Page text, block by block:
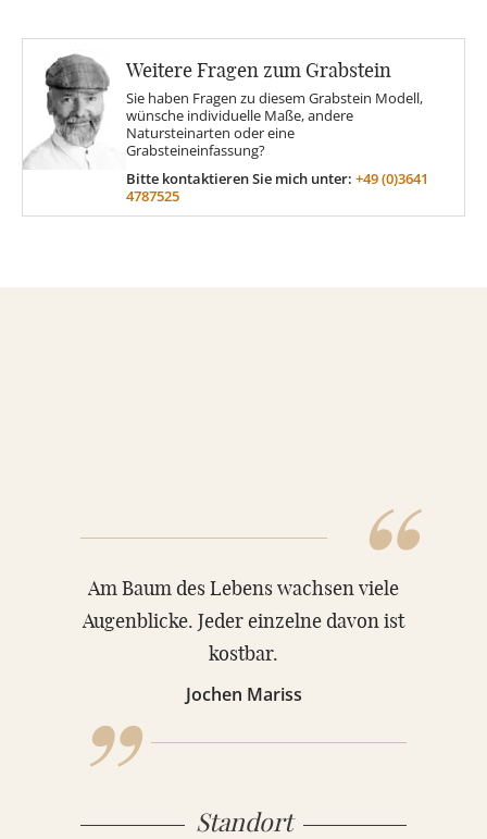
Sonne
Findling
VIDEOS
REFERENZEN
Weitere Fragen zum Grabstein
Sie haben Fragen zu diesem Grabstein Modell,
wünsche individuelle Maße, andere
Natursteinarten oder eine
Grabsteineinfassung?
Bitte kontaktieren Sie mich unter: +49 (0)3641
4787525
“
Am Baum des Lebens wachsen viele
Augenblicke. Jeder einzelne davon ist
kostbar.
Jochen Mariss
„
Standort